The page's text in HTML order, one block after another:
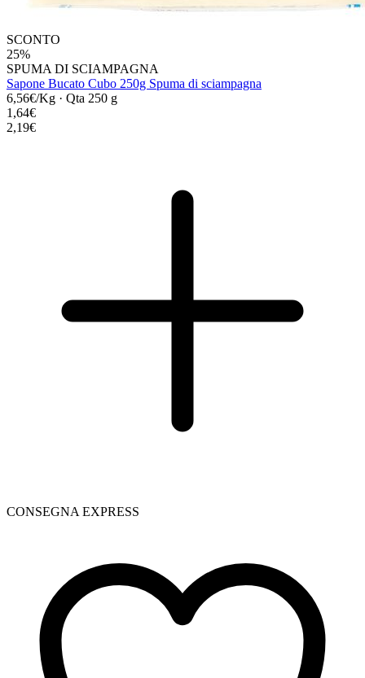
SCONTO
25%
SPUMA DI SCIAMPAGNA
Sapone Bucato Cubo 250g Spuma di sciampagna
6,56€/Kg · Qta 250 g
1,64€
2,19€
CONSEGNA EXPRESS